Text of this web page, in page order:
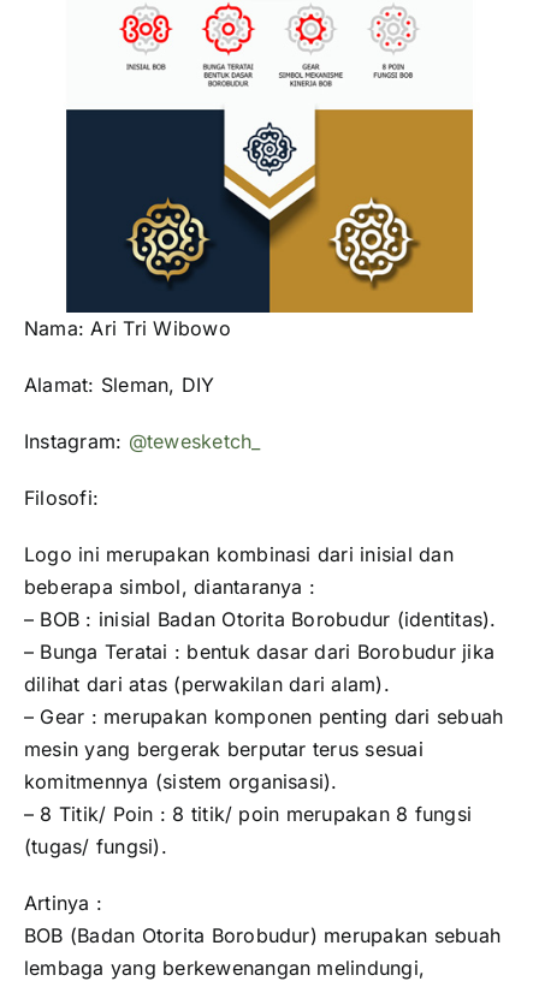
Nama: Ari Tri Wibowo
Alamat: Sleman, DIY
Instagram: @tewesketch_
Filosofi:
Logo ini merupakan kombinasi dari inisial dan
beberapa simbol, diantaranya :
– BOB : inisial Badan Otorita Borobudur (identitas).
– Bunga Teratai : bentuk dasar dari Borobudur jika
dilihat dari atas (perwakilan dari alam).
– Gear : merupakan komponen penting dari sebuah
mesin yang bergerak berputar terus sesuai
komitmennya (sistem organisasi).
– 8 Titik/ Poin : 8 titik/ poin merupakan 8 fungsi
(tugas/ fungsi).
Artinya :
BOB (Badan Otorita Borobudur) merupakan sebuah
lembaga yang berkewenangan melindungi,